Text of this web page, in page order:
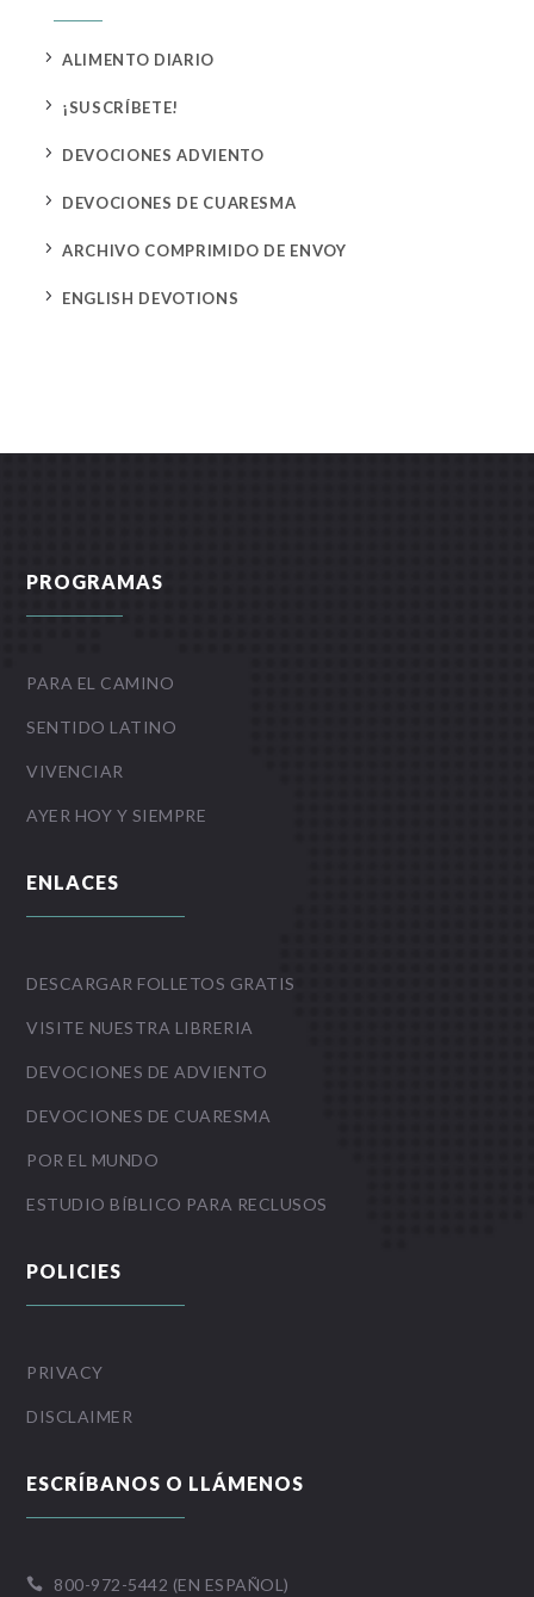
5 ALIMENTO DIARIO
5 ¡SUSCRÍBETE!
5 DEVOCIONES ADVIENTO
5 DEVOCIONES DE CUARESMA
5 ARCHIVO COMPRIMIDO DE ENVOY
5 ENGLISH DEVOTIONS
PROGRAMAS
PARA EL CAMINO
SENTIDO LATINO
VIVENCIAR
AYER HOY Y SIEMPRE
ENLACES
DESCARGAR FOLLETOS GRATIS
VISITE NUESTRA LIBRERIA
DEVOCIONES DE ADVIENTO
DEVOCIONES DE CUARESMA
POR EL MUNDO
ESTUDIO BÍBLICO PARA RECLUSOS
POLICIES
PRIVACY
DISCLAIMER
ESCRÍBANOS O LLÁMENOS
 800-972-5442 (EN ESPAÑOL)